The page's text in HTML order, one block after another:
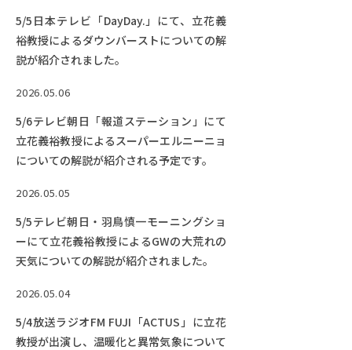
5/5日本テレビ「DayDay.」にて、立花義
裕教授によるダウンバーストについての解
説が紹介されました。
2026.05.06
5/6テレビ朝日「報道ステーション」にて
立花義裕教授によるスーパーエルニーニョ
についての解説が紹介される予定です。
2026.05.05
5/5テレビ朝日・羽鳥慎一モーニングショ
ーにて立花義裕教授によるGWの大荒れの
天気についての解説が紹介されました。
2026.05.04
5/4放送ラジオFM FUJI「ACTUS」に立花
教授が出演し、温暖化と異常気象について